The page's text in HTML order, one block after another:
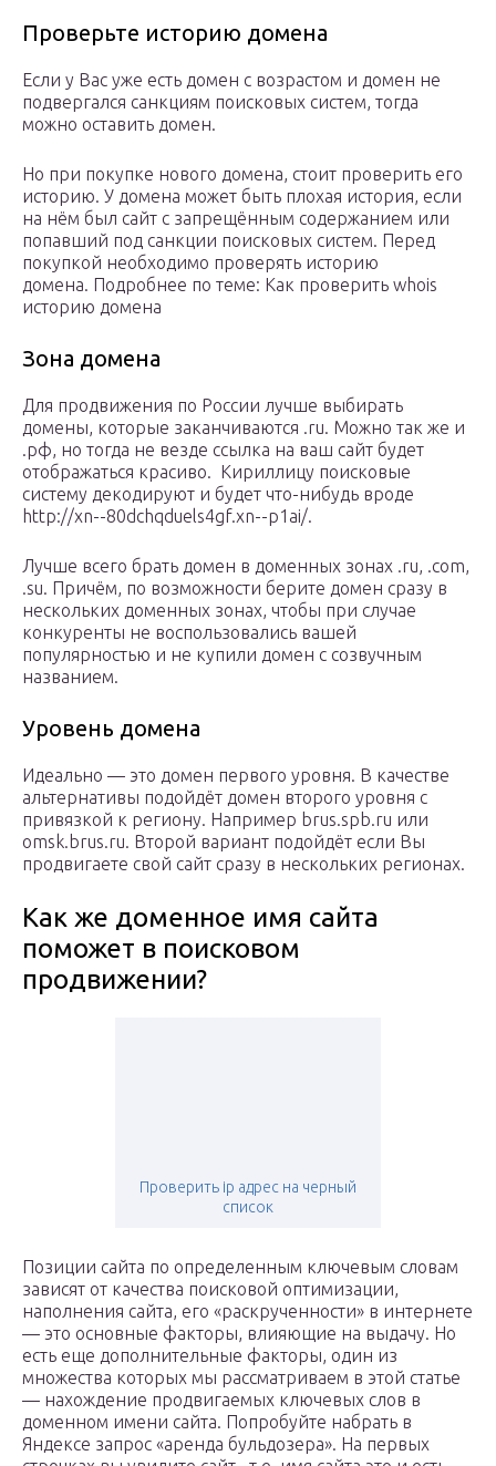
Проверьте историю домена
Если у Вас уже есть домен с возрастом и домен не
подвергался санкциям поисковых систем, тогда
можно оставить домен.
Но при покупке нового домена, стоит проверить его
историю. У домена может быть плохая история, если
на нём был сайт с запрещённым содержанием или
попавший под санкции поисковых систем. Перед
покупкой необходимо проверять историю
домена. Подробнее по теме: Как проверить whois
историю домена
Зона домена
Для продвижения по России лучше выбирать
домены, которые заканчиваются .ru. Можно так же и
.рф, но тогда не везде ссылка на ваш сайт будет
отображаться красиво. Кириллицу поисковые
систему декодируют и будет что-нибудь вроде
http://xn--80dchqduels4gf.xn--p1ai/.
Лучше всего брать домен в доменных зонах .ru, .com,
.su. Причём, по возможности берите домен сразу в
нескольких доменных зонах, чтобы при случае
конкуренты не воспользовались вашей
популярностью и не купили домен с созвучным
названием.
Уровень домена
Идеально — это домен первого уровня. В качестве
альтернативы подойдёт домен второго уровня с
привязкой к региону. Например brus.spb.ru или
omsk.brus.ru. Второй вариант подойдёт если Вы
продвигаете свой сайт сразу в нескольких регионах.
Как же доменное имя сайта
поможет в поисковом
продвижении?
Проверить ip адрес на черный
список
Позиции сайта по определенным ключевым словам
зависят от качества поисковой оптимизации,
наполнения сайта, его «раскрученности» в интернете
— это основные факторы, влияющие на выдачу. Но
есть еще дополнительные факторы, один из
множества которых мы рассматриваем в этой статье
— нахождение продвигаемых ключевых слов в
доменном имени сайта. Попробуйте набрать в
Яндексе запрос «аренда бульдозера». На первых